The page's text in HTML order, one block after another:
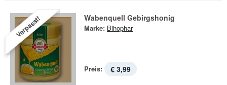
Verpasst! Wabenquell Gebirgshonig
Marke: Bihophar
Preis: € 3,99